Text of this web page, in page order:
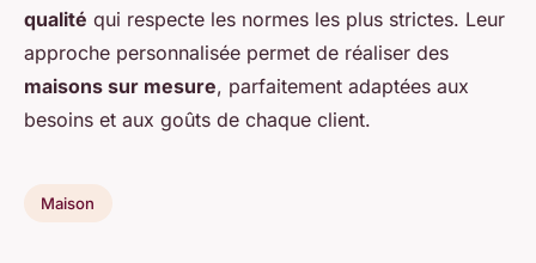
qualité qui respecte les normes les plus strictes. Leur
approche personnalisée permet de réaliser des
maisons sur mesure, parfaitement adaptées aux
besoins et aux goûts de chaque client.
Maison